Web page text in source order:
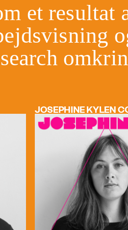
et resultat
JOSEPHINE KYLÉN